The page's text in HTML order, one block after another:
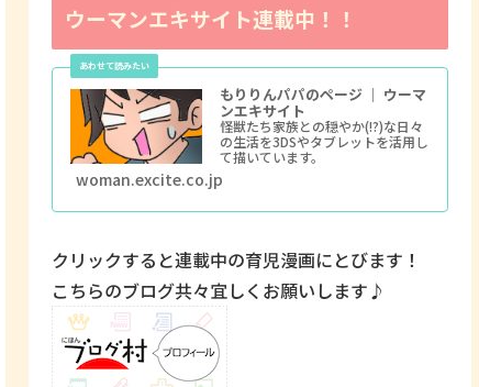
ウーマンエキサイト連載中！！
もりりんパパのページ ｜ ウーマ
ンエキサイト
怪獣たち家族との穏やか(!?)な日々
の生活を3DSやタブレットを活用し
て描いています。
woman.excite.co.jp
クリックすると連載中の育児漫画にとびます！
こちらのブログ共々宜しくお願いします♪